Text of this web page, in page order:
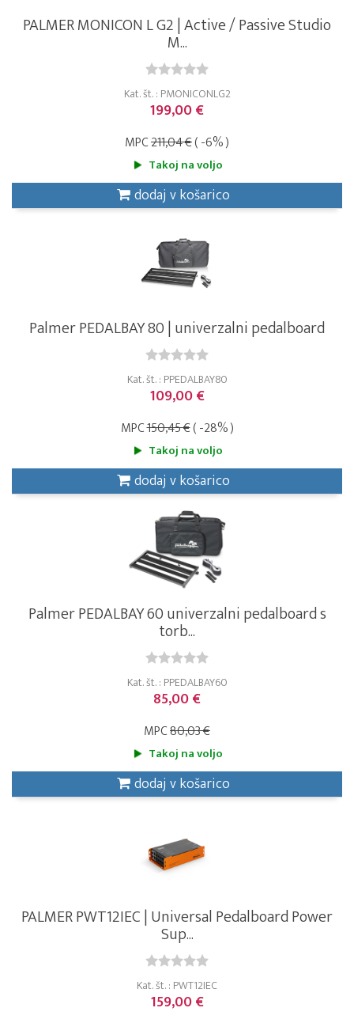
PALMER MONICON L G2 | Active / Passive Studio
M...
Kat. št. : PMONICONLG2
199,00 €
MPC211,04 €( -6% )
Takoj na voljo
dodaj v košarico
Palmer PEDALBAY 80 | univerzalni pedalboard
Kat. št. : PPEDALBAY80
109,00 €
MPC150,45 €( -28% )
Takoj na voljo
dodaj v košarico
Palmer PEDALBAY 60 univerzalni pedalboard s
torb...
Kat. št. : PPEDALBAY60
85,00 €
MPC80,03 €
Takoj na voljo
dodaj v košarico
PALMER PWT12IEC | Universal Pedalboard Power
Sup...
Kat. št. : PWT12IEC
159,00 €